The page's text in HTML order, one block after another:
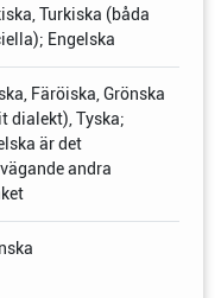
Turkiska (båda
Engelska
Färöiska, Grönska
dialekt), Tyska;
är det
andra